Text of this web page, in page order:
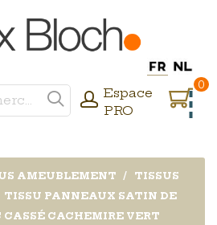
Espace
PRO
0
AMEUBLEMENT
TISSUS
TISSU PANNEAUX SATIN DE
CACHEMIRE VERT